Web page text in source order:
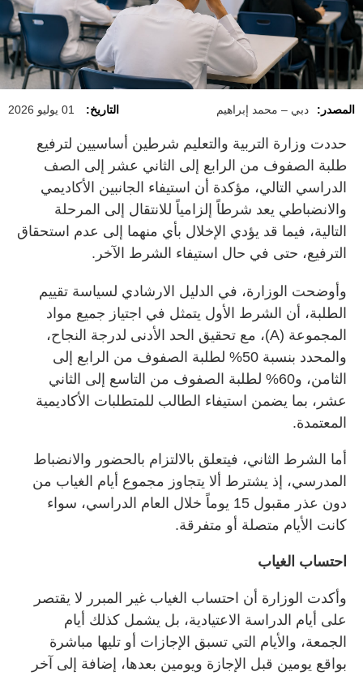
المصدر: دبي – محمد إبراهيم التاريخ: 01 يوليو 2026
حددت وزارة التربية والتعليم شرطين أساسيين لترفيع
طلبة الصفوف من الرابع إلى الثاني عشر إلى الصف
الدراسي التالي، مؤكدة أن استيفاء الجانبين الأكاديمي
والانضباطي يعد شرطاً إلزامياً للانتقال إلى المرحلة
التالية، فيما قد يؤدي الإخلال بأي منهما إلى عدم استحقاق
الترفيع، حتى في حال استيفاء الشرط الآخر.
وأوضحت الوزارة، في الدليل الارشادي لسياسة تقييم
الطلبة، أن الشرط الأول يتمثل في اجتياز جميع مواد
المجموعة (A)، مع تحقيق الحد الأدنى لدرجة النجاح،
والمحدد بنسبة 50% لطلبة الصفوف من الرابع إلى
الثامن، و60% لطلبة الصفوف من التاسع إلى الثاني
عشر، بما يضمن استيفاء الطالب للمتطلبات الأكاديمية
المعتمدة.
أما الشرط الثاني، فيتعلق بالالتزام بالحضور والانضباط
المدرسي، إذ يشترط ألا يتجاوز مجموع أيام الغياب من
دون عذر مقبول 15 يوماً خلال العام الدراسي، سواء
كانت الأيام متصلة أو متفرقة.
احتساب الغياب
وأكدت الوزارة أن احتساب الغياب غير المبرر لا يقتصر
على أيام الدراسة الاعتيادية، بل يشمل كذلك أيام
الجمعة، والأيام التي تسبق الإجازات أو تليها مباشرة
بواقع يومين قبل الإجازة ويومين بعدها، إضافة إلى آخر